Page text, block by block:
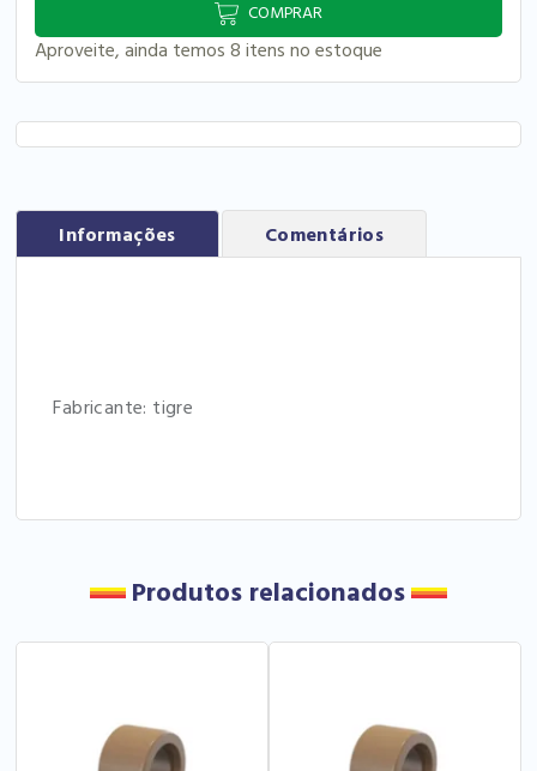
COMPRAR
Aproveite, ainda temos 8 itens no estoque
Informações Comentários
Fabricante: tigre
Produtos relacionados